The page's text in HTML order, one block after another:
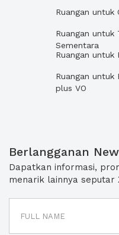
Ruangan untuk
Ruangan untuk
Sementara
Ruangan untuk
Ruangan untuk
plus VO
Berlangganan
Dapatkan informasi,
menarik lainnya seputar